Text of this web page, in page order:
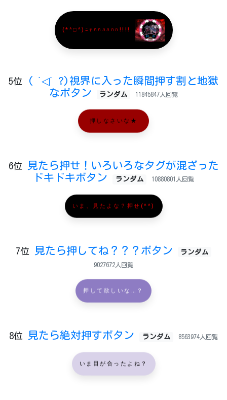
(*^□^)ﾆｬﾊﾊﾊﾊﾊﾊ!!!!
5位
( ˙◁˙ ?)視界に入った瞬間押す割と地獄
なボタン
ランダム 11845847人回覧
押しなさいな★
6位
見たら押せ！いろいろなタグが混ざった
ドキドキボタン
ランダム 10880801人回覧
いま、見たよな？押せ(^^)
7位 見たら押してね？？？ボタン ランダム
9027672人回覧
押して欲しいな…？
8位 見たら絶対押すボタン ランダム 8563974人回覧
いま目が合ったよね？